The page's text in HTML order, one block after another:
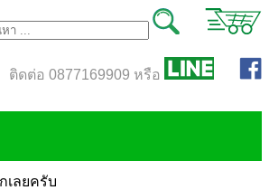
ติดต่อ 0877169909 หรือ
เลยครับ